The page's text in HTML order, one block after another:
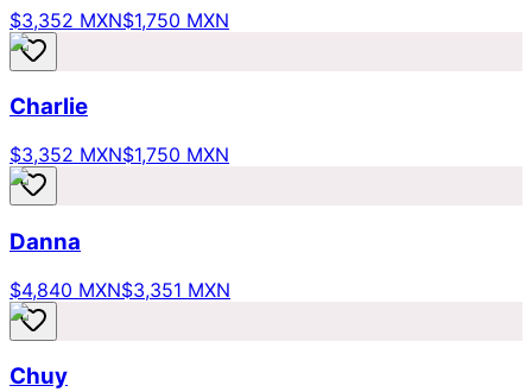
$3,352 MXN$1,750 MXN
Charlie
$3,352 MXN$1,750 MXN
Danna
$4,840 MXN$3,351 MXN
Chuy